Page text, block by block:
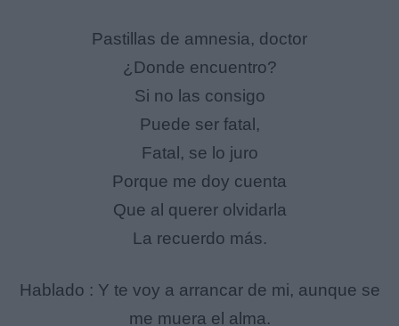
Pastillas de amnesia, doctor
¿Donde encuentro?
Si no las consigo
Puede ser fatal,
Fatal, se lo juro
Porque me doy cuenta
Que al querer olvidarla
La recuerdo más.
Hablado : Y te voy a arrancar de mi, aunque se
me muera el alma.